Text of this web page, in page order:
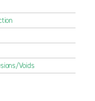
Voids